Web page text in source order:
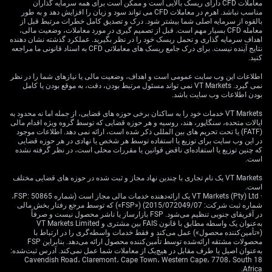
برای میزهای ارزی ما، این وضعیت از لیر ترکیه حمایت
می‌کند. نرخ سیاستی بالا، معامله «کری ترید» جذابی ایجاد
می‌کند که در یک سال گذشته نیز به تثبیت ارز کمک کرده
است. ما فروش اختیار خرید (Call) روی USD/TRY را دارای
ارزش می‌دانیم، زیرا با قفل شدن بانک مرکزی در سیاست
در مقابل، این محیط نرخ‌های بالا برای سهام ترکیه چالش‌زا
شرکت‌ها را تحت فشار قرار خواهد داد و با توجه به بازده
جذاب اوراق دولتی، شاخص BIST-100 ممکن است برای
کسب مومنتوم صعودی با دشواری مواجه شود. ما استفاده از
اختیار فروش (Put) روی شاخص را برای پوشش ریسک
در بازار نرخ‌ها، انتظار داریم منحنی بازده منعکس‌کننده
واقعیت «بالاتر برای مدت طولانی‌تر» باشد. بازدهی‌های
کوتاه‌مدت باید بالا بمانند، زیرا بازار هرگونه کاهش نرخ بهره تا
۲۰۲۶ را از قیمت‌گذاری خارج می‌کند. این موضوع، اتخاذ
موقعیت برای ثبات یا اندکی افزایش در بخش ابتدایی منحنی را
از طریق قراردادهای نرخ آتی (FRA) به یک راهبرد قابل اتکا
تبدیل می‌کند.
معاملات CFD دارای ریسک بالایی است و ممکن است برای همه سرمایه گذاران
مناسب نباشد. اهرم در معاملات CFD می تواند سود و زیان را افزایش دهد و به طور
بالقوه از سرمایه اصلی شما بیشتر شود. درک و تصدیق کامل خطرات مرتبط قبل از
معامله CFD بسیار مهم است. قبل از تصمیم گیری در مورد معاملات، وضعیت مالی،
اهداف سرمایه گذاری و تحمل ریسک خود را در نظر بگیرید. عملکرد گذشته نشان دهنده
نتایج آینده نیست. برای درک جامع ریسک های معاملاتی CFD به اسناد قانونی ما مراجعه
کنید.
اطلاعات این وب سایت عمومی است و اهداف، وضعیت مالی یا نیازهای شما را در نظر
نمی گیرد. VT Markets نمی تواند مسئول مرتبط بودن، دقت، به موقع بودن یا کامل
بودن اطلاعات وب سایت باشد.
VT Markets خدمات خود را به ساکنان برخی حوزه های قضایی، از جمله اما نه محدود به
ایالات متحده، سنگاپور، هند، روسیه و هر حوزه قضایی که توسط گروه ویژه اقدام مالی
(FATF) یا تحت تحریم های بین المللی ذکر شده است، ارائه نمی دهد. اطلاعات موجود
در این وب سایت برای توزیع یا استفاده توسط هر شخص یا نهادی در هر حوزه قضایی
که چنین توزیع یا استفاده‌ای ناقض قوانین یا مقررات محلی است، در نظر گرفته نشده
است.
VT Markets یک نام تجاری با چندین نهاد مجاز و ثبت شده در حوزه های قضایی مختلف
است.
· VT Markets (Pty) Ltd یک ارائه‌دهنده خدمات مالی مجاز است (شماره FSP: 50865،
شماره ثبت شرکت: 2015/072049/07) («FSP») که توسط مرجع رفتار بخش مالی
در آفریقای جنوبی تنظیم می‌شود. FSP بازارساز یا ناشر محصول نیست و صرفاً
به‌عنوان یک واسطه مطابق با قانون FAIS بین مشتری و VT Markets Limited
(«تأمین‌کننده محصول») عمل می‌کند و فقط خدمات واسطه‌گری را در ارتباط با
محصولات مشتقه ارائه‌شده توسط تأمین‌کننده محصول ارائه می‌دهد. بنابراین FSP
به‌عنوان اصیل یا طرف مقابل در هیچ‌یک از معاملات شما عمل نمی‌کند. آدرس ثبت‌شده:
18 Cavendish Road، Claremont، Cape Town، Western Cape، 7708، South
Africa.